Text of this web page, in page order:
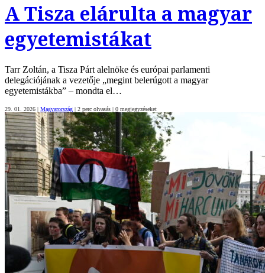
A Tisza elárulta a magyar
egyetemistákat
Tarr Zoltán, a Tisza Párt alelnöke és európai parlamenti
delegációjának a vezetője „megint belerúgott a magyar
egyetemistákba” – mondta el…
29. 01. 2026 | Magyarország | 2 perc olvasás | 0 megjegyzéseket